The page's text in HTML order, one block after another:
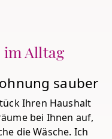
im Alltag
sauber
Ihren Haushalt
bei Ihnen auf,
die Wäsche. Ich